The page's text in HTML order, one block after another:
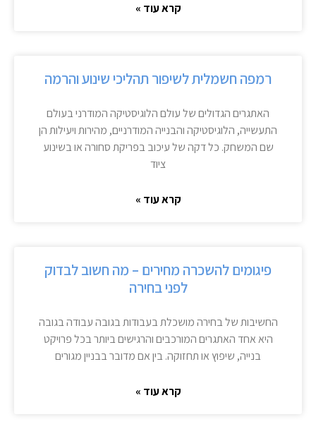
קרא עוד »
רמפה חשמלית לשיפור תהליכי שינוע והרמה
האתגרים הגדולים של עולם הלוגיסטיקה המודרני בעולם
התעשייה, הלוגיסטיקה והבנייה המודרניים, מהירות ויעילות הן
שם המשחק. כל דקה של עיכוב בפריקת סחורה או בשינוע
ציוד
קרא עוד »
פיגומים להשכרה מחירים – מה חשוב לבדוק
לפני בחירה
החשיבות של בחירה מושכלת בעבודות בגובה עבודה בגובה
היא אחד האתגרים המורכבים והרגישים ביותר בכל פרויקט
בנייה, שיפוץ או תחזוקה. בין אם מדובר בבניין מגורים
קרא עוד »